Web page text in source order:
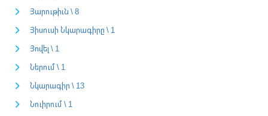
Յարութիւն \ 8
Յիսուսի Նկարագիրը \ 1
Յովել \ 1
Ներում \ 1
Նկարագիր \ 13
Նուիրում \ 1